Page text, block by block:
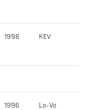
1998 KEV
1996 Lo-Vo